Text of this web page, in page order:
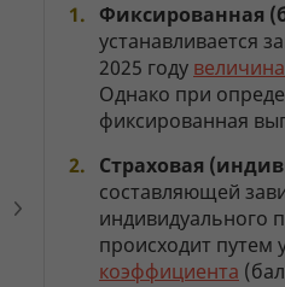
Фиксированная
устанавливается
2025 году
Однако при
фиксированная
Страховая
составляющей
индивидуального
происходит
коэффициента